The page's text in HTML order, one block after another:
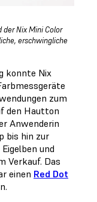
der Nix Mini Color
erschwingliche
konnte Nix
zum
den Hautton
Anwenderin
bis hin zur
und
Verkauf. Das
einen Red Dot